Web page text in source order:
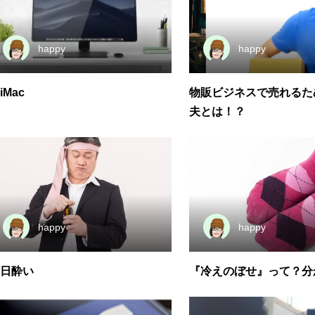
happy happy
物販ビジネスで売れる
夫とは！？
happy
酔い
happy
『冷えのぼせ』って？